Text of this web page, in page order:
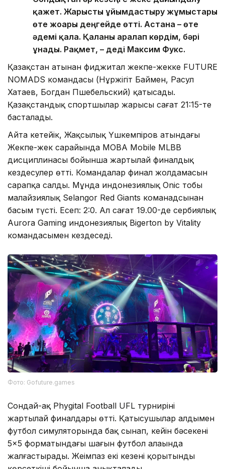
қажет. Жарысты ұйымдастыру жұмыстары
өте жоғары деңгейде өтті. Астана – өте
әдемі қала. Қаланы аралап көрдім, бәрі
ұнады. Рақмет, – деді Максим Фукс.
Қазақстан атынан фиджитал жекпе-жекке FUTURE
NOMADS командасы (Нұржігіт Баймен, Расул
Хатаев, Богдан Пшебельский) қатысады.
Қазақстандық спортшылар жарысы сағат 21:15-те
басталады.
Айта кетейік, Жақсылық Үшкемпіров атындағы
Жекпе-жек сарайында MOBA Mobile MLBB
дисциплинасы бойынша жартылай финалдық
кездесулер өтті. Командалар финал жолдамасын
сарапқа салды. Мұнда индонезиялық Onic тобы
малайзиялық Selangor Red Giants команадсынан
басым түсті. Есеп: 2:0. Ал сағат 19.00-де сербиялық
Aurora Gaming индонезиялық Bigerton by Vitality
командасымен кездеседі.
Фото: Gofuture.games
Сондай-ақ Phygital Football UFL турнирінің
жартылай финалдары өтті. Қатысушылар алдымен
футбол симуляторында бақ сынап, кейін бәсекені
5×5 форматындағы шағын футбол алаңында
жалғастырады. Жеңімпаз екі кезеңнің қорытынды